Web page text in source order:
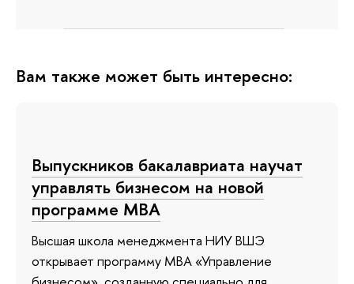
Вам также может быть интересно:
Выпускников бакалавриата научат
управлять бизнесом на новой
программе МВА
Высшая школа менеджмента НИУ ВШЭ
открывает программу МВА «Управление